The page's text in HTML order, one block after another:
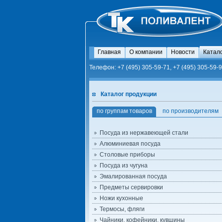
Главная О компании Новости
Телефон: +7 (495) 305-59-71, +7 (495) 305-59-
Каталог продукции
по группам товаров по производителям
Посуда из нержавеющей стали
Алюминиевая посуда
Столовые приборы
Посуда из чугуна
Эмалированная посуда
Предметы сервировки
Ножи кухонные
Термосы, фляги
Чайники, кофейники, кувшины